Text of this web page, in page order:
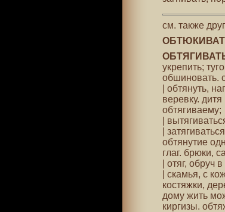
см. также
укрепить;
обшиновать.
| обтянуть,
веревку.
обтягиваему;
|
|
обтянутие
глаг. брюки,
| отяг,
| скамья, с
костяжки,
дому жить
киргизы.